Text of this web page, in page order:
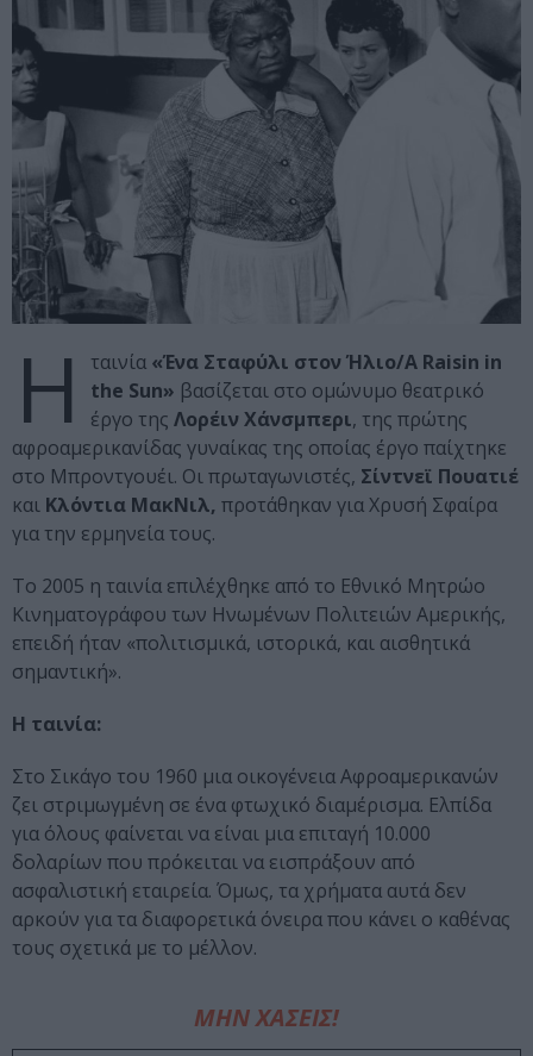
Η ταινία «Ένα Σταφύλι στον Ήλιο/A Raisin in
the Sun» βασίζεται στο ομώνυμο θεατρικό
έργο της Λορέιν Χάνσμπερι, της πρώτης
αφροαμερικανίδας γυναίκας της οποίας έργο παίχτηκε
στο Μπροντγουέι. Οι πρωταγωνιστές, Σίντνεϊ Πουατιέ
και Κλόντια ΜακΝιλ, προτάθηκαν για Χρυσή Σφαίρα
για την ερμηνεία τους.
Το 2005 η ταινία επιλέχθηκε από το Εθνικό Μητρώο
Κινηματογράφου των Ηνωμένων Πολιτειών Αμερικής,
επειδή ήταν «πολιτισμικά, ιστορικά, και αισθητικά
σημαντική».
Η ταινία:
Στο Σικάγο του 1960 μια οικογένεια Αφροαμερικανών
ζει στριμωγμένη σε ένα φτωχικό διαμέρισμα. Ελπίδα
για όλους φαίνεται να είναι μια επιταγή 10.000
δολαρίων που πρόκειται να εισπράξουν από
ασφαλιστική εταιρεία. Όμως, τα χρήματα αυτά δεν
αρκούν για τα διαφορετικά όνειρα που κάνει ο καθένας
τους σχετικά με το μέλλον.
ΜΗΝ ΧΑΣΕΙΣ!